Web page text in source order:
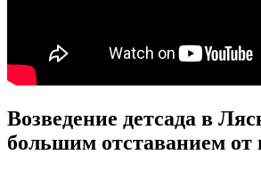
Возведение детсада в
большим отставанием от